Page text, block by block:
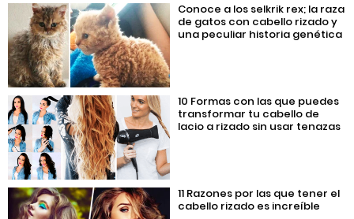
Conoce a los selkrik rex; la raza
de gatos con cabello rizado y
una peculiar historia genética
10 Formas con las que puedes
transformar tu cabello de
lacio a rizado sin usar tenazas
11 Razones por las que tener el
cabello rizado es increíble